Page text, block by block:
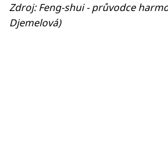
Zdroj: Feng-shui - průvodce
Djemelová)